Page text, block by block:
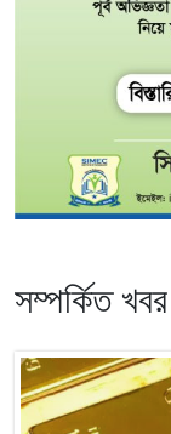
সম্পর্কিত খবর